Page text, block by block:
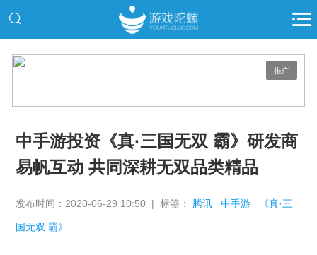
推广
中手游投资《真·三国无双 霸》研发商
易帆互动 共同深耕无双品类精品
发布时间：2020-06-29 10:50 | 标签： 腾讯 中手游 《真·三
国无双 霸》